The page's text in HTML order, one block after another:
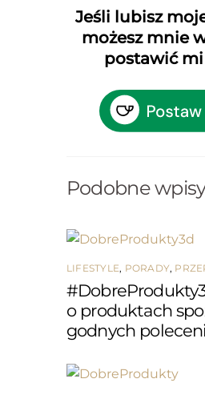
Jeśli lubisz
możesz mnie
postawić
Podobne
LIFESTYLE, PORADY,
o produktach
godnych